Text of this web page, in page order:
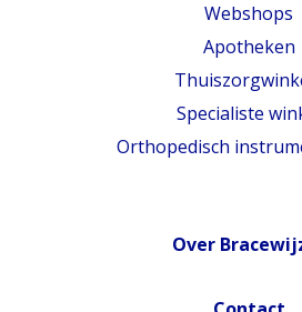
Webshops
Apotheken
Specialiste
Orthopedisch
Over